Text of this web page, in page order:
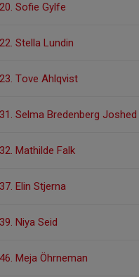
20. Sofie Gylfe
22. Stella Lundin
23. Tove Ahlqvist
31. Selma Bredenberg Joshed
32. Mathilde Falk
37. Elin Stjerna
39. Niya Seid
46. Meja Öhrneman